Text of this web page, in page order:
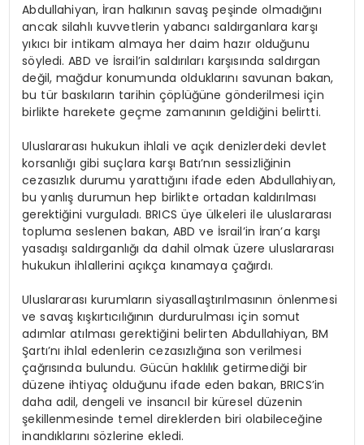
Abdullahiyan, İran halkının savaş peşinde olmadığını
ancak silahlı kuvvetlerin yabancı saldırganlara karşı
yıkıcı bir intikam almaya her daim hazır olduğunu
söyledi. ABD ve İsrail’in saldırıları karşısında saldırgan
değil, mağdur konumunda olduklarını savunan bakan,
bu tür baskıların tarihin çöplüğüne gönderilmesi için
birlikte harekete geçme zamanının geldiğini belirtti.
Uluslararası hukukun ihlali ve açık denizlerdeki devlet
korsanlığı gibi suçlara karşı Batı’nın sessizliğinin
cezasızlık durumu yarattığını ifade eden Abdullahiyan,
bu yanlış durumun hep birlikte ortadan kaldırılması
gerektiğini vurguladı. BRICS üye ülkeleri ile uluslararası
topluma seslenen bakan, ABD ve İsrail’in İran’a karşı
yasadışı saldırganlığı da dahil olmak üzere uluslararası
hukukun ihlallerini açıkça kınamaya çağırdı.
Uluslararası kurumların siyasallaştırılmasının önlenmesi
ve savaş kışkırtıcılığının durdurulması için somut
adımlar atılması gerektiğini belirten Abdullahiyan, BM
Şartı’nı ihlal edenlerin cezasızlığına son verilmesi
çağrısında bulundu. Gücün haklılık getirmediği bir
düzene ihtiyaç olduğunu ifade eden bakan, BRICS’in
daha adil, dengeli ve insancıl bir küresel düzenin
şekillenmesinde temel direklerden biri olabileceğine
inandıklarını sözlerine ekledi.